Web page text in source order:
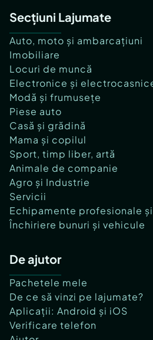
Secțiuni Lajumate
Auto, moto și ambarcațiuni
Imobiliare
Locuri de muncă
Electronice și
Modă și frumusețe
Piese auto
Casă și grădină
Mama și copilul
Sport, timp liber, artă
Animale de companie
Agro și Industrie
Servicii
Echipamente profesionale
Închiriere bunuri și vehicule
De ajutor
Pachetele mele
De ce să vinzi pe lajumate?
Aplicații: Android și iOS
Verificare telefon